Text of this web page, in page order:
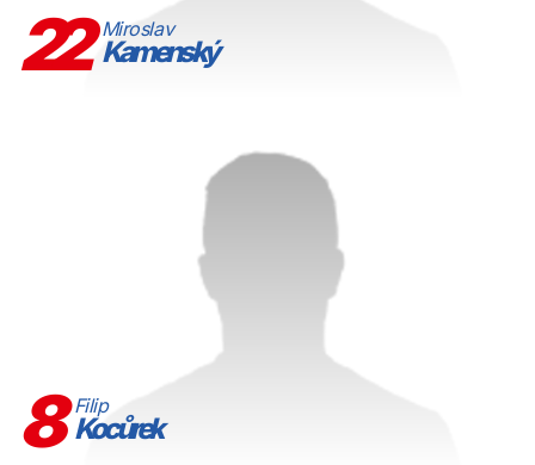
22 Miroslav
Kamenský
8 Filip
Kocůrek